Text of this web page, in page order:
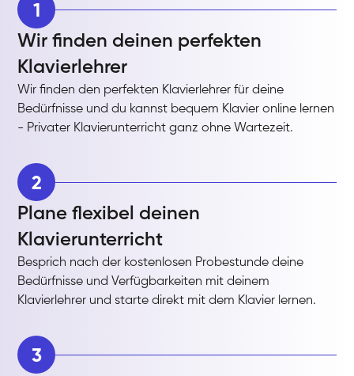
1
Wir finden deinen perfekten
Klavierlehrer
Wir finden den perfekten Klavierlehrer für deine
Bedürfnisse und du kannst bequem Klavier online lernen
- Privater Klavierunterricht ganz ohne Wartezeit.
2
Plane flexibel deinen
Klavierunterricht
Besprich nach der kostenlosen Probestunde deine
Bedürfnisse und Verfügbarkeiten mit deinem
Klavierlehrer und starte direkt mit dem Klavier lernen.
3